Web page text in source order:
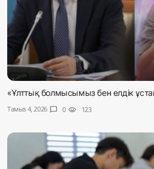
«Ұлттық болмысымыз бен елдік
Тамыз 4, 2026 chat_bubble 0 visibility 123